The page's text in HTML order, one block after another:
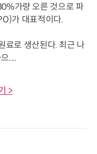
가량 오른 것으로 파
가 대표적이다.
료로 생산된다. 최근 나
....
>